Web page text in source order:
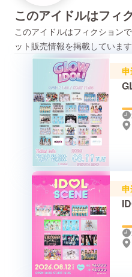
このアイドルはフィ
このアイドルはフィクションで
ット販売情報を掲載しています